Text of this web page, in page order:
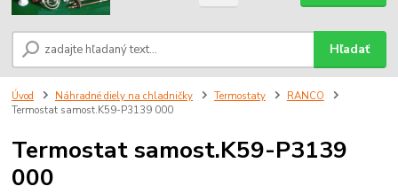
Hľadať
Úvod Náhradné diely na chladničky Termostaty
RANCO
Termostat samost.K59-P3139 000
Termostat samost.K59-P3139
000